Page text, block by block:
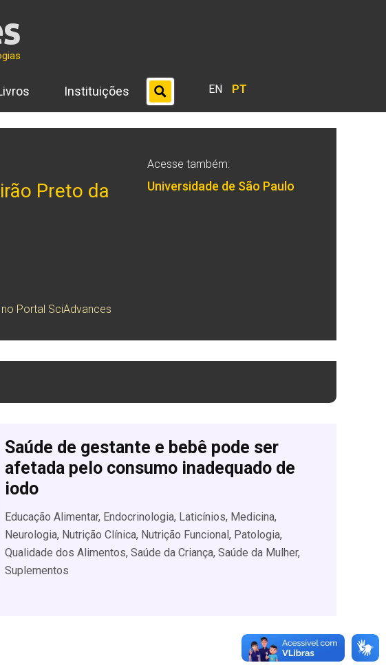
Instituições EN PT
Preto da
no Portal SciAdvances
Acesse também:
Universidade de São Paulo
Saúde de gestante e bebê pode ser
afetada pelo consumo inadequado de
iodo
Educação Alimentar, Endocrinologia, Laticínios, Medicina,
Neurologia, Nutrição Clínica, Nutrição Funcional, Patologia,
Qualidade dos Alimentos, Saúde da Criança, Saúde da Mulher,
Suplementos